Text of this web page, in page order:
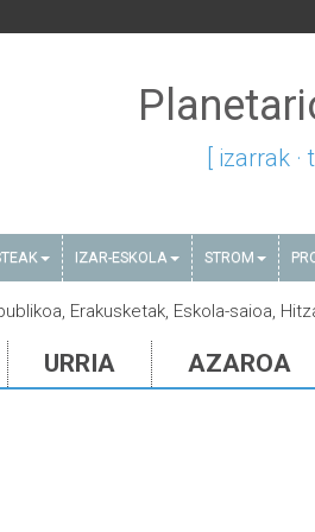
[ izarrak
IZAR-ESKOLA STROM
Erakusketak, Eskola-saioa,
URRIA AZAROA